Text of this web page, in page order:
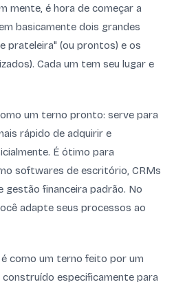
mente, é hora de começar a
basicamente dois grandes
prateleira" (ou prontos) e os
Cada um tem seu lugar e
um terno pronto: serve para
rápido de adquirir e
É ótimo para
softwares de escritório, CRMs
gestão financeira padrão. No
adapte seus processos ao
como um terno feito por um
construído especificamente para